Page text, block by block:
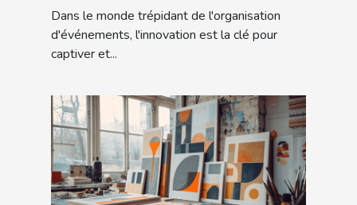
événements
Dans le monde trépidant de l'organisation
d'événements, l'innovation est la clé pour
captiver et...